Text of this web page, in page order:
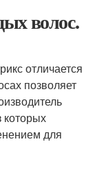
волос.
отличается
позволяет
которых
для